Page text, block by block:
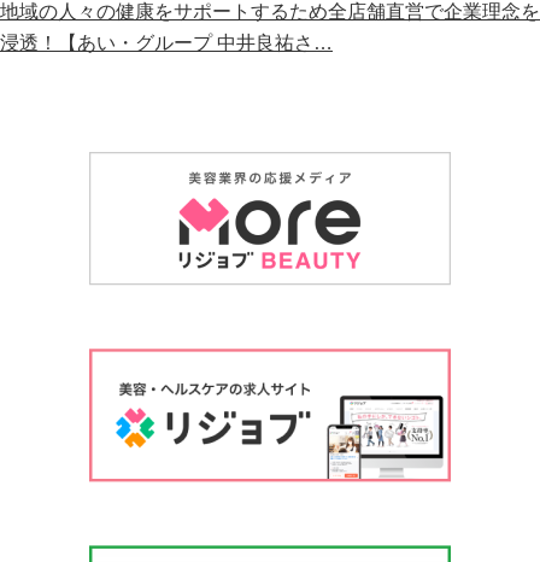
地域の人々の健康をサポートするため全店舗直営で企業理念を
浸透！【あい・グループ 中井良祐さ…